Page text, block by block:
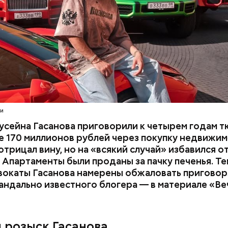
Гасанова приговорили к четырем годам
170 миллионов рублей через покупку
вину, но на «всякий случай» избавился
были проданы за пачку печенья.
Гасанова намерены обжаловать
известного блогера — в материале
расследование. В квартире потерпевших
видеонаблюдения. На записи попал 25-
Артем Миссюра, который тайно приходил в
и подсыпал им в еду химикаты. Также
младшая сестра.